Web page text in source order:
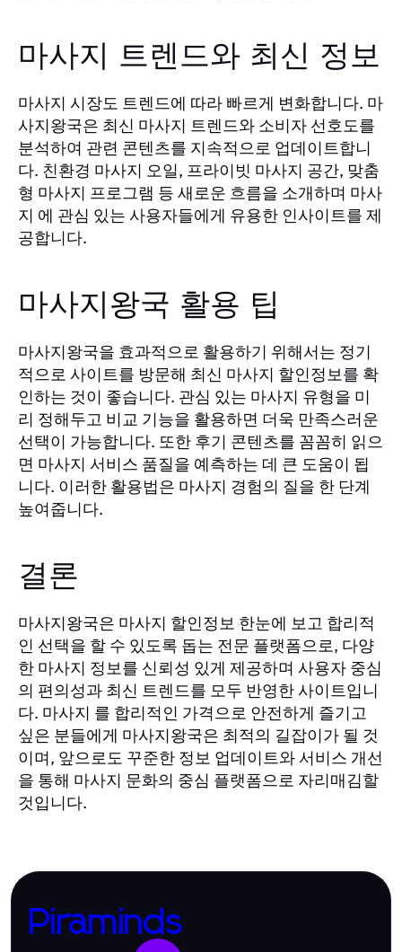
마사지 트렌드와 최신 정보
마사지 시장도 트렌드에 따라 빠르게 변화합니다. 마
사지왕국은 최신 마사지 트렌드와 소비자 선호도를
분석하여 관련 콘텐츠를 지속적으로 업데이트합니
다. 친환경 마사지 오일, 프라이빗 마사지 공간, 맞춤
형 마사지 프로그램 등 새로운 흐름을 소개하며 마사
지 에 관심 있는 사용자들에게 유용한 인사이트를 제
공합니다.
마사지왕국 활용 팁
마사지왕국을 효과적으로 활용하기 위해서는 정기
적으로 사이트를 방문해 최신 마사지 할인정보를 확
인하는 것이 좋습니다. 관심 있는 마사지 유형을 미
리 정해두고 비교 기능을 활용하면 더욱 만족스러운
선택이 가능합니다. 또한 후기 콘텐츠를 꼼꼼히 읽으
면 마사지 서비스 품질을 예측하는 데 큰 도움이 됩
니다. 이러한 활용법은 마사지 경험의 질을 한 단계
높여줍니다.
결론
마사지왕국은 마사지 할인정보 한눈에 보고 합리적
인 선택을 할 수 있도록 돕는 전문 플랫폼으로, 다양
한 마사지 정보를 신뢰성 있게 제공하며 사용자 중심
의 편의성과 최신 트렌드를 모두 반영한 사이트입니
다. 마사지 를 합리적인 가격으로 안전하게 즐기고
싶은 분들에게 마사지왕국은 최적의 길잡이가 될 것
이며, 앞으로도 꾸준한 정보 업데이트와 서비스 개선
을 통해 마사지 문화의 중심 플랫폼으로 자리매김할
것입니다.
Piraminds